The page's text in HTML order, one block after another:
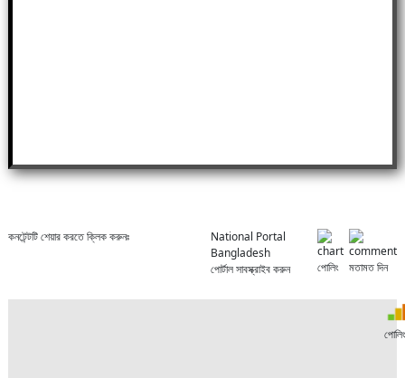
কনটেন্টটি শেয়ার করতে ক্লিক করুনঃ
National Portal
Bangladesh
পোর্টাল সাবস্ক্রাইব করুন
পোলিং মতামত দিন
পোলিং